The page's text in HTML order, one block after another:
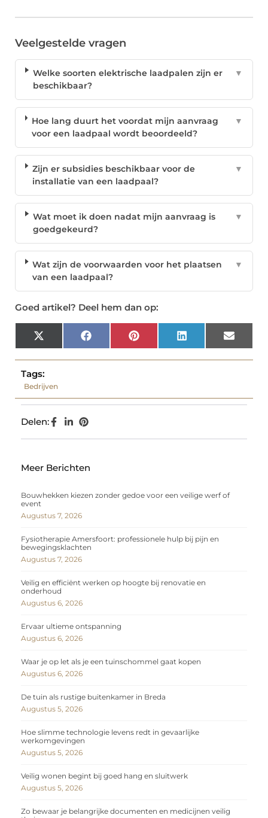
Veelgestelde vragen
Welke soorten elektrische laadpalen zijn er
beschikbaar?
▼
Hoe lang duurt het voordat mijn aanvraag
voor een laadpaal wordt beoordeeld?
▼
Zijn er subsidies beschikbaar voor de
installatie van een laadpaal?
▼
Wat moet ik doen nadat mijn aanvraag is
goedgekeurd?
▼
Wat zijn de voorwaarden voor het plaatsen
van een laadpaal?
▼
Goed artikel? Deel hem dan op:
X
(Twitter)
Facebook Pinterest LinkedIn Email
Tags:
Bedrijven
Delen:
Meer Berichten
Bouwhekken kiezen zonder gedoe voor een veilige werf of
event
Augustus 7, 2026
Fysiotherapie Amersfoort: professionele hulp bij pijn en
bewegingsklachten
Augustus 7, 2026
Veilig en efficiënt werken op hoogte bij renovatie en
onderhoud
Augustus 6, 2026
Ervaar ultieme ontspanning
Augustus 6, 2026
Waar je op let als je een tuinschommel gaat kopen
Augustus 6, 2026
De tuin als rustige buitenkamer in Breda
Augustus 5, 2026
Hoe slimme technologie levens redt in gevaarlijke
werkomgevingen
Augustus 5, 2026
Veilig wonen begint bij goed hang en sluitwerk
Augustus 5, 2026
Zo bewaar je belangrijke documenten en medicijnen veilig